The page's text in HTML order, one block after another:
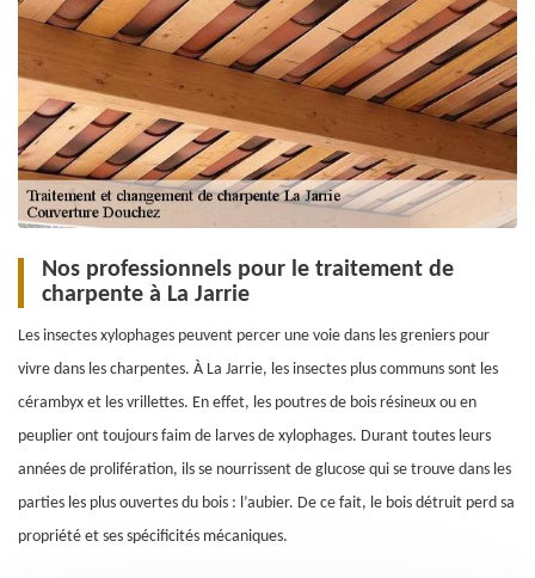
Nos professionnels pour le traitement de
charpente à La Jarrie
Les insectes xylophages peuvent percer une voie dans les greniers pour
vivre dans les charpentes. À La Jarrie, les insectes plus communs sont les
cérambyx et les vrillettes. En effet, les poutres de bois résineux ou en
peuplier ont toujours faim de larves de xylophages. Durant toutes leurs
années de prolifération, ils se nourrissent de glucose qui se trouve dans les
parties les plus ouvertes du bois : l’aubier. De ce fait, le bois détruit perd sa
propriété et ses spécificités mécaniques.